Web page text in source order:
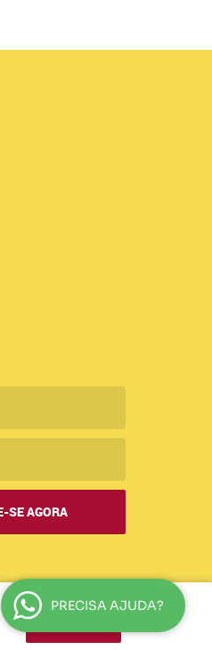
SE AGORA
PRECISA AJUDA?